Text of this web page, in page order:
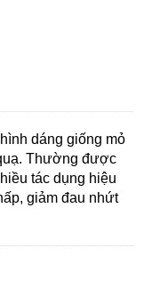
dáng giống mỏ
Thường được
tác dụng hiệu
giảm đau nhứt